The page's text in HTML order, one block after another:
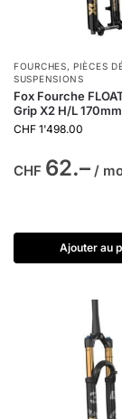
FOURCHES, PIÈCES
SUSPENSIONS
Fox Fourche
Grip X2 H/L 170mm
CHF 1'498.00
CHF 62.– /
Ajouter au